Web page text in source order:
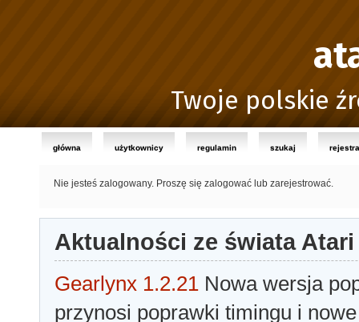
Twoje polskie
główna użytkownicy regulamin szukaj
Nie jesteś zalogowany. Proszę się zalogować lub zarejestrować.
Aktualności ze świata Atari
Gearlynx 1.2.21 Nowa wersja
przynosi poprawki timingu i